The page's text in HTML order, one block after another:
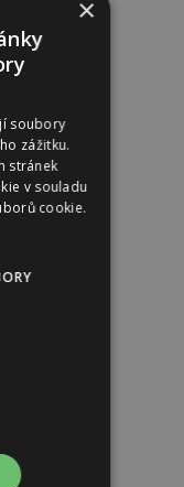
×
soubory
zážitku.
stránek
v souladu
cookie.